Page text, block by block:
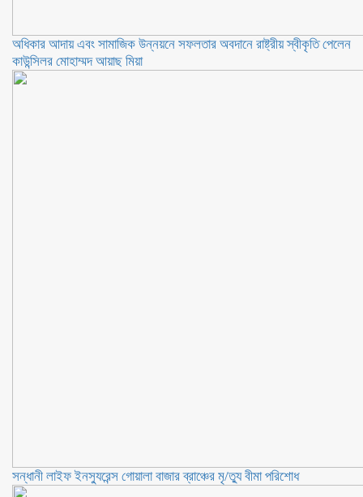
অধিকার আদায় এবং সামাজিক উন্নয়নে সফলতার অবদানে রাষ্ট্রীয় স্বীকৃতি পেলেন
কাউন্সিলর মোহাম্মদ আয়াছ মিয়া
সন্ধানী লাইফ ইনস্যুরেন্স গোয়ালা বাজার ব্রাঞ্চের মৃ/ত্যু বীমা পরিশোধ